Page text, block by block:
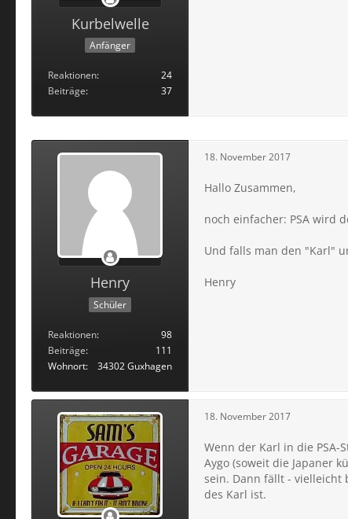
Kurbelwelle
Anfänger
Reaktionen
24
Beiträge
37
Henry
Schüler
Reaktionen
98
Beiträge
111
Wohnort
34302 Guxhagen
18. November 2017
Hallo Zusammen,
noch einfacher: PSA wird
Und falls man den "Karl"
Henry
18. November 2017
Wenn der Karl in die PSA-
Aygo (soweit die Japaner
sein. Dann fällt - vielleicht
des Karl ist.